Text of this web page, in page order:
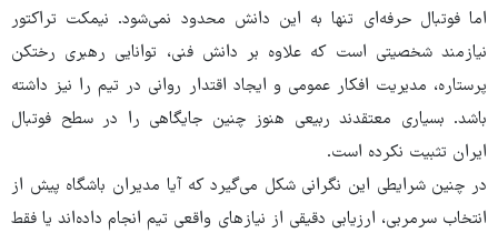
اما فوتبال حرفه‌ای تنها به این دانش محدود نمی‌شود. نیمکت تراکتور
نیازمند شخصیتی است که علاوه بر دانش فنی، توانایی رهبری رختکن
پرستاره، مدیریت افکار عمومی و ایجاد اقتدار روانی در تیم را نیز داشته
باشد. بسیاری معتقدند ربیعی هنوز چنین جایگاهی را در سطح فوتبال
ایران تثبیت نکرده است.
در چنین شرایطی این نگرانی شکل می‌گیرد که آیا مدیران باشگاه پیش از
انتخاب سرمربی، ارزیابی دقیقی از نیازهای واقعی تیم انجام داده‌اند یا فقط